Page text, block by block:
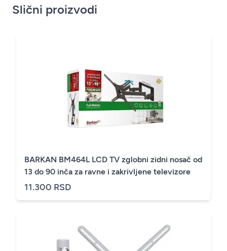
Slični proizvodi
BARKAN BM464L LCD TV zglobni zidni nosač od
13 do 90 inča za ravne i zakrivljene televizore
11.300 RSD